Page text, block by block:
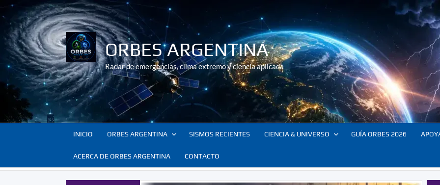
Saltar
al
contenido
ORBES ARGENTINA
Radar de emergencias, clima extremo y ciencia aplicada
INICIO ORBES ARGENTINA SISMOS RECIENTES CIENCIA & UNIVERSO GUÍA ORBES 2026
ACERCA DE ORBES ARGENTINA CONTACTO